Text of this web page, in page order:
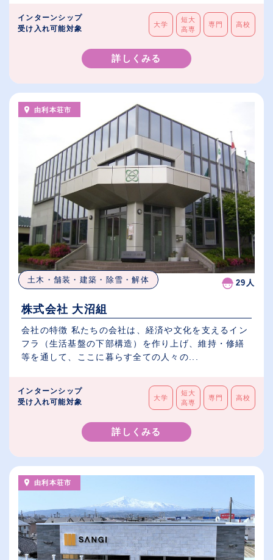
インターンシップ
受け入れ可能対象
大学
短大
高専
専門 高校
詳しくみる
由利本荘市
土木・舗装・建築・除雪・解体 29人
株式会社 大沼組
会社の特徴 私たちの会社は、経済や文化を支えるイン
フラ（生活基盤の下部構造）を作り上げ、維持・修繕
等を通して、ここに暮らす全ての人々の...
インターンシップ
受け入れ可能対象
大学
短大
高専
専門 高校
詳しくみる
由利本荘市